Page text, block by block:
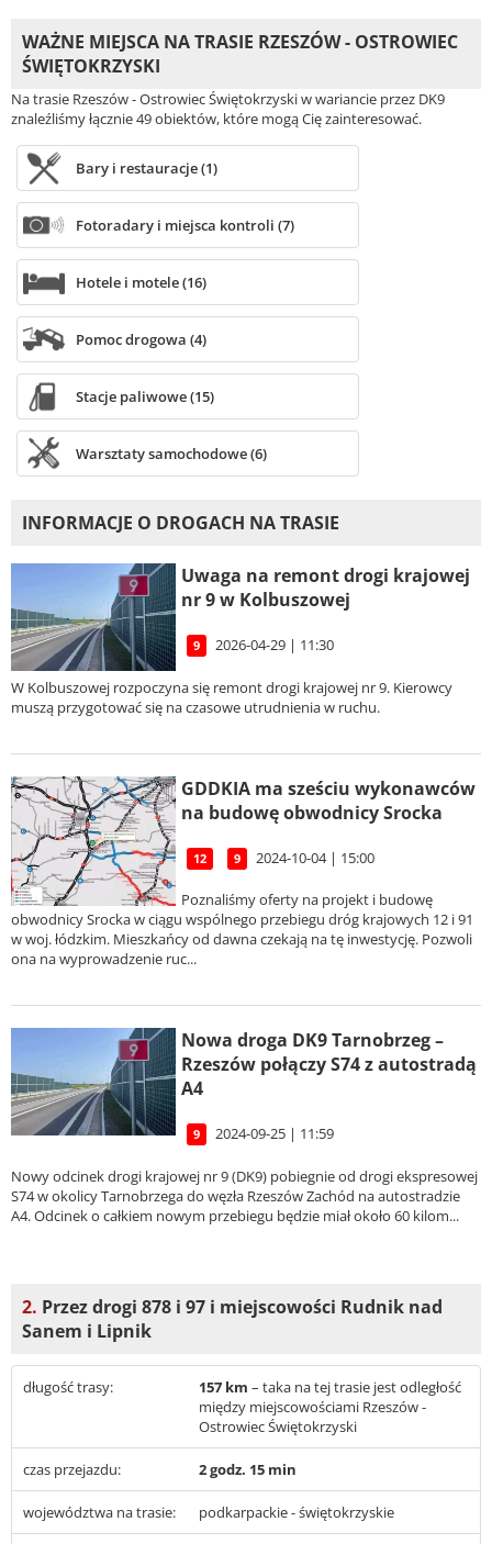
WAŻNE MIEJSCA NA TRASIE RZESZÓW - OSTROWIEC
ŚWIĘTOKRZYSKI
Na trasie Rzeszów - Ostrowiec Świętokrzyski w wariancie przez DK9
znaleźliśmy łącznie 49 obiektów, które mogą Cię zainteresować.
Bary i restauracje (1)
Fotoradary i miejsca kontroli (7)
Hotele i motele (16)
Pomoc drogowa (4)
Stacje paliwowe (15)
Warsztaty samochodowe (6)
INFORMACJE O DROGACH NA TRASIE
Uwaga na remont drogi krajowej
nr 9 w Kolbuszowej
9 2026-04-29 | 11:30
W Kolbuszowej rozpoczyna się remont drogi krajowej nr 9. Kierowcy
muszą przygotować się na czasowe utrudnienia w ruchu.
GDDKIA ma sześciu wykonawców
na budowę obwodnicy Srocka
12 9 2024-10-04 | 15:00
Poznaliśmy oferty na projekt i budowę
obwodnicy Srocka w ciągu wspólnego przebiegu dróg krajowych 12 i 91
w woj. łódzkim. Mieszkańcy od dawna czekają na tę inwestycję. Pozwoli
ona na wyprowadzenie ruc...
Nowa droga DK9 Tarnobrzeg –
Rzeszów połączy S74 z autostradą
A4
9 2024-09-25 | 11:59
Nowy odcinek drogi krajowej nr 9 (DK9) pobiegnie od drogi ekspresowej
S74 w okolicy Tarnobrzega do węzła Rzeszów Zachód na autostradzie
A4. Odcinek o całkiem nowym przebiegu będzie miał około 60 kilom...
2. Przez drogi 878 i 97 i miejscowości Rudnik nad
Sanem i Lipnik
długość trasy: 157 km – taka na tej trasie jest odległość
między miejscowościami Rzeszów -
Ostrowiec Świętokrzyski
czas przejazdu: 2 godz. 15 min
województwa na trasie: podkarpackie - świętokrzyskie